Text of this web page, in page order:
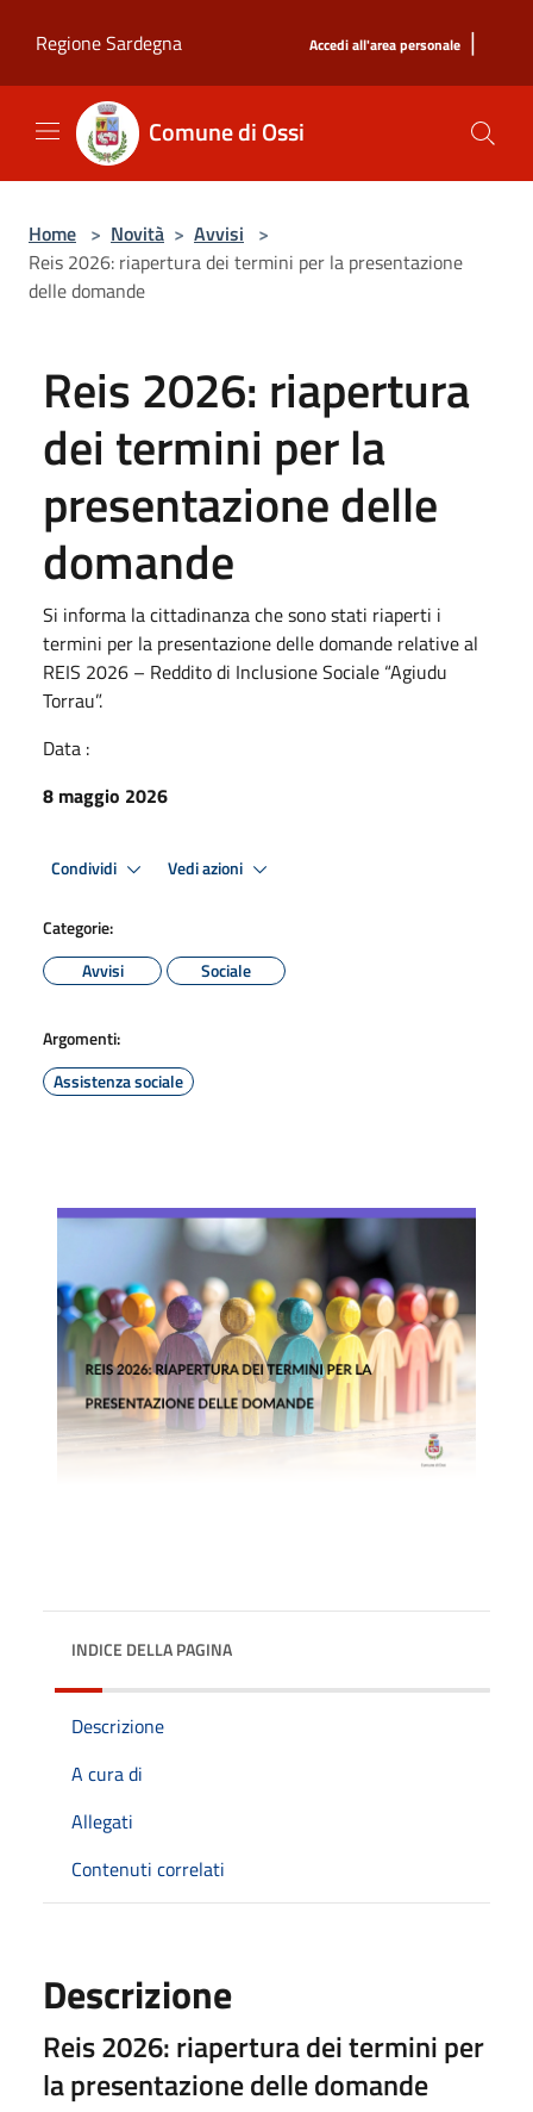
Regione Sardegna
Accedi all'area personale |
Comune di Ossi
Home > Novità > Avvisi >
Reis 2026: riapertura dei termini per la presentazione
delle domande
Reis 2026: riapertura
dei termini per la
presentazione delle
domande
Si informa la cittadinanza che sono stati riaperti i
termini per la presentazione delle domande relative al
REIS 2026 – Reddito di Inclusione Sociale “Agiudu
Torrau”.
Data :
8 maggio 2026
Condividi Vedi azioni
Categorie:
Avvisi
Sociale
Argomenti:
Assistenza sociale
INDICE DELLA PAGINA
Descrizione
A cura di
Allegati
Contenuti correlati
Descrizione
Reis 2026: riapertura dei termini per
la presentazione delle domande